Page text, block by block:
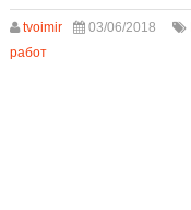
tvoimir 03/06/2018
работ